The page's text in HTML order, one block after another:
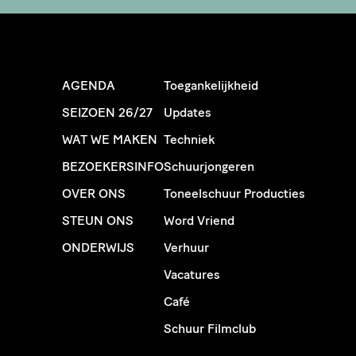
AGENDA
SEIZOEN 26/27
WAT WE MAKEN
BEZOEKERSINFO
OVER ONS
STEUN ONS
ONDERWIJS
Toegankelijkheid
Updates
Techniek
Schuurjongeren
Toneelschuur Producties
Word Vriend
Verhuur
Vacatures
Café
Schuur Filmclub